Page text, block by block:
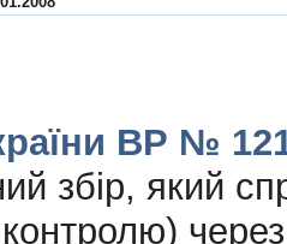
ВР №
збiр, який